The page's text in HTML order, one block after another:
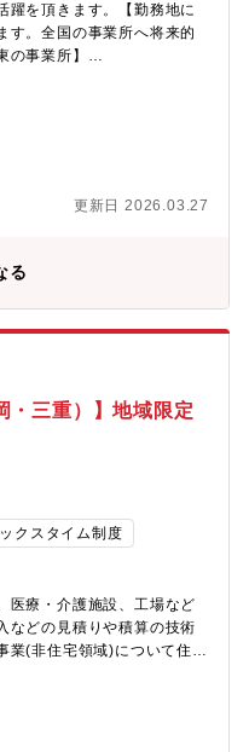
躍を頂きます。【勤務地に
す。全国の事業所へ将来的
事業所】
housing/kodate.html
更新日 2026.03.27
る
・三重）】地域限定
クスタイム制度
医療・介護施設、工場など
などの見積りや積算の技術
(非住宅領域)について住宅
に並ぶまでの事業成長を見
合商業施設や医療施設、
建築物に携われます。～大